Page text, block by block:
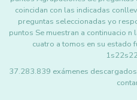
coincidan con las indicadas
preguntas seleccionadas yo
puntos Se muestran a continuacio
cuatro a tomos en su
37.283.839 exámenes